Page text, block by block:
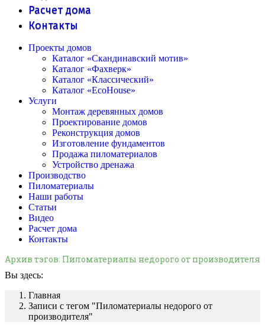
Расчет дома
Контакты
Проекты домов
Каталог «Скандинавский мотив»
Каталог «Фахверк»
Каталог «Классический»
Каталог «EcoHouse»
Услуги
Монтаж деревянных домов
Проектирование домов
Реконструкция домов
Изготовление фундаментов
Продажа пиломатериалов
Устройство дренажа
Производство
Пиломатериалы
Наши работы
Статьи
Видео
Расчет дома
Контакты
Архив тэгов: Пиломатериалы недорого от производителя
Вы здесь:
Главная
Записи с тегом "Пиломатериалы недорого от
производителя"